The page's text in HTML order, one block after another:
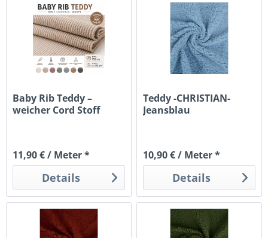
Baby Rib Teddy –
weicher Cord Stoff
11,90 € / Meter *
Details
Teddy -CHRISTIAN-
Jeansblau
10,90 € / Meter *
Details